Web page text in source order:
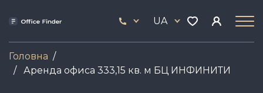
17
UA
Головна
Аренда офиса 333,15 кв. м БЦ ИНФИНИТИ